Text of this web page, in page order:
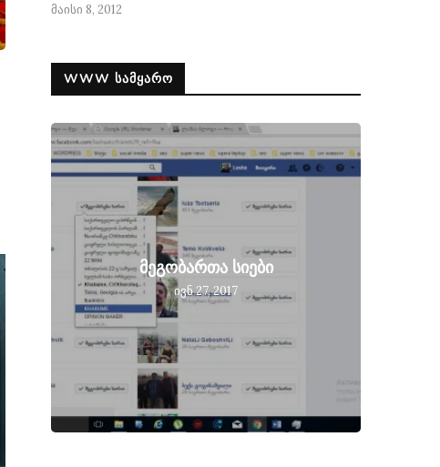
მაისი 8, 2012
WWW ᲡᲐᲛᲧᲐᲠᲝ
მეგობართა სიები
ივნ 27, 2017